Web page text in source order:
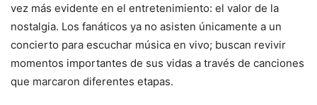
vez más evidente en el entretenimiento: el valor de la
nostalgia. Los fanáticos ya no asisten únicamente a un
concierto para escuchar música en vivo; buscan revivir
momentos importantes de sus vidas a través de canciones
que marcaron diferentes etapas.